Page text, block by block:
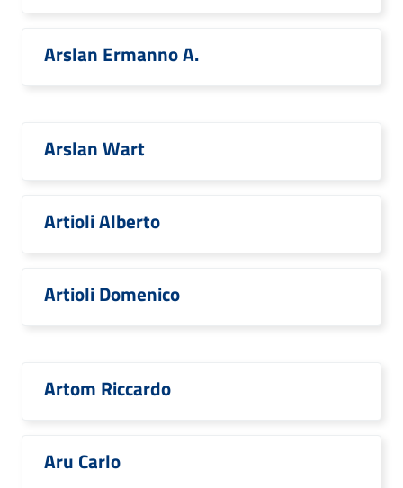
Arslan Ermanno A.
Arslan Wart
Artioli Alberto
Artioli Domenico
Artom Riccardo
Aru Carlo